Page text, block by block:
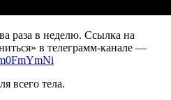
раза в неделю. Ссылка на
в телеграмм-канале —
всего тела.